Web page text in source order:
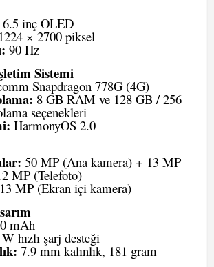
6.5 inç OLED
1224 × 2700 piksel
90 Hz
Sistemi
Snapdragon 778G (4G)
8 GB RAM ve 128 GB / 256
seçenekleri
HarmonyOS 2.0
50 MP (Ana kamera) + 13 MP
MP (Telefoto)
13 MP (Ekran içi kamera)
mAh
hızlı şarj desteği
7.9 mm kalınlık, 181 gram